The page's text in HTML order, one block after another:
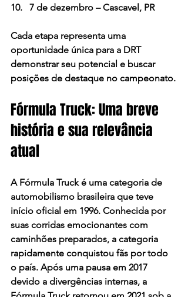
7 de dezembro – Cascavel, PR​
Cada etapa representa uma
oportunidade única para a DRT
demonstrar seu potencial e buscar
posições de destaque no campeonato.​
Fórmula Truck: Uma breve
história e sua relevância
atual
A Fórmula Truck é uma categoria de
automobilismo brasileira que teve
início oficial em 1996. Conhecida por
suas corridas emocionantes com
caminhões preparados, a categoria
rapidamente conquistou fãs por todo
o país. Após uma pausa em 2017
devido a divergências internas, a